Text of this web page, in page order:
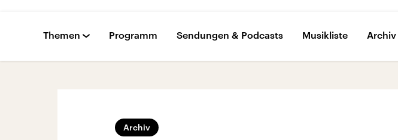
Themen Programm Sendungen & Podcasts Musikliste Archiv
Archiv